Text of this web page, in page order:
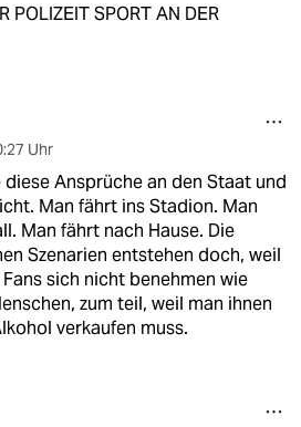
POLIZEIT SPORT AN DER
Uhr
diese Ansprüche an den Staat und
Man fährt ins Stadion. Man
Man fährt nach Hause. Die
Szenarien entstehen doch, weil
sich nicht benehmen wie
zum teil, weil man ihnen
verkaufen muss.